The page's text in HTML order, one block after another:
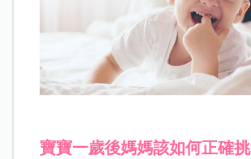
寶寶一歲後媽媽該如何正確